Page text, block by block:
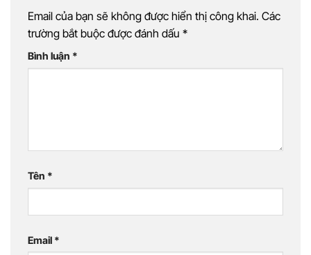
Email của bạn sẽ không được hiển thị công khai. Các
trường bắt buộc được đánh dấu *
Bình luận *
Tên *
Email *